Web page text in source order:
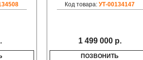
Код товара:УТ-00134147
1 499 000 р.
ПОЗВОНИТЬ